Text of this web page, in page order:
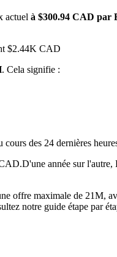
actuel à $300.94 CAD par
$2.44K CAD
. Cela signifie :
cours des 24 dernières
D'une année sur
offre maximale de 21M,
notre guide étape par